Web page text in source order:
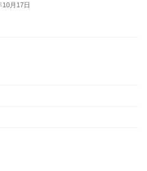
10月17日